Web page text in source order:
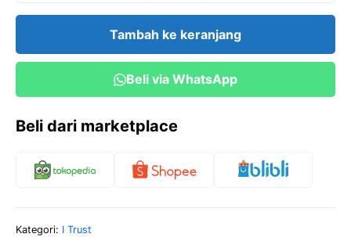
Digital
121
Tambah ke keranjang
Beli via WhatsApp
Beli dari marketplace
Kategori: I Trust